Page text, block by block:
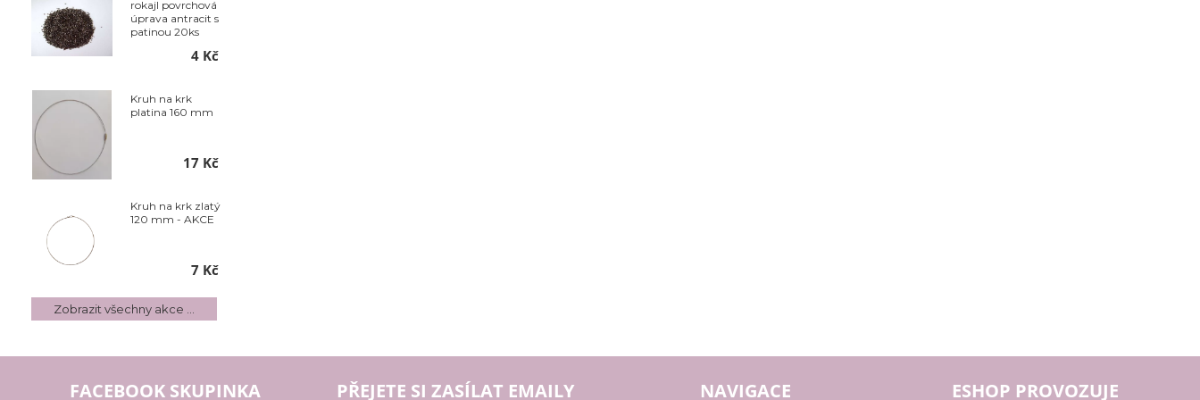
rokajl povrchová
úprava antracit s
patinou 20ks
4 Kč
Kruh na krk
platina 160 mm
17 Kč
Kruh na krk zlatý
120 mm - AKCE
7 Kč
Zobrazit všechny akce ...
FACEBOOK SKUPINKA PŘEJETE SI ZASÍLAT EMAILY NAVIGACE ESHOP PROVOZUJE